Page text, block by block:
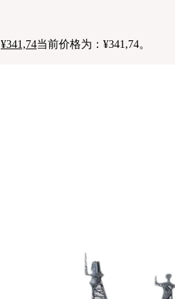
¥341,74当前价格为：¥341,74。